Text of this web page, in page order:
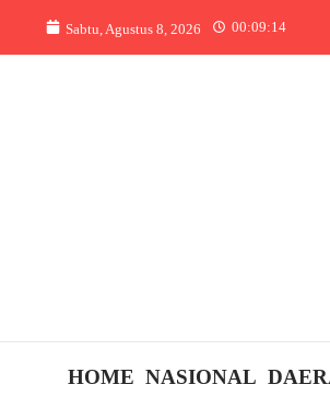
Sabtu, Agustus 8, 2026
00:09:14
HOME NASIONAL